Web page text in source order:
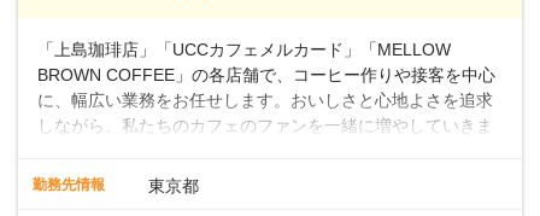
万円＋賞与(年3回)・店長職：年収410万円／
「上島珈琲店」「UCCカフェメルカード」「MELLOW
BROWN COFFEE」の各店舗で、コーヒー作りや接客を中心
に、幅広い業務をお任せします。おいしさと心地よさを追求
しながら、私たちのカフェのファンを一緒に増やしていきま
クの作成お客様のご案内、レジ対応軽食メニューの調理店内
勤務先情報 東京都